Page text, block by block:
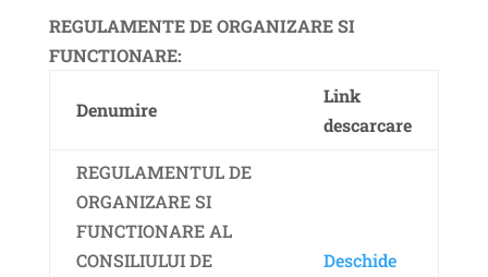
REGULAMENTE DE ORGANIZARE SI
FUNCTIONARE:
Denumire
Link
descarcare
REGULAMENTUL DE
ORGANIZARE SI
FUNCTIONARE AL
CONSILIULUI DE
Deschide